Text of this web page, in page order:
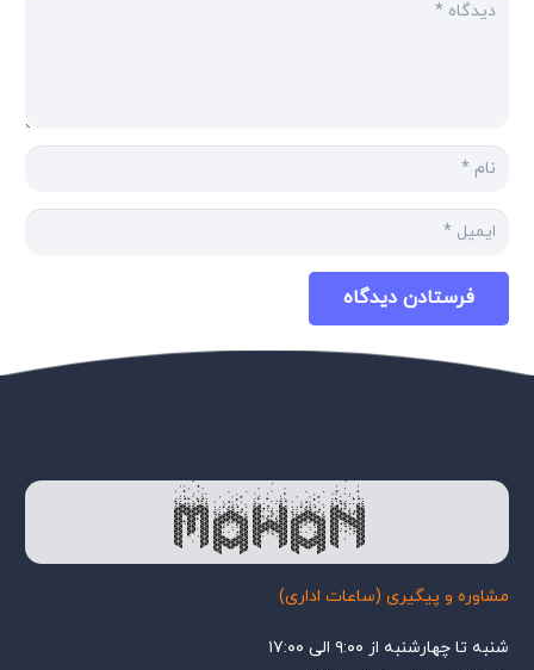
فرستادن دیدگاه
مشاوره و پیگیری (ساعات اداری)
شنبه تا چهارشنبه از ۹:۰۰ الی ۱۷:۰۰